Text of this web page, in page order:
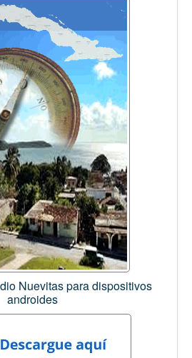
Nuevitas para dispositivos
androides